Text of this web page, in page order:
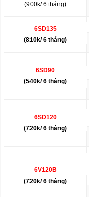
(900k/ 6 tháng)
6SD135
(810k/ 6 tháng)
6SD90
(540k/ 6 tháng)
6SD120
(720k/ 6 tháng)
6V120B
(720k/ 6 tháng)